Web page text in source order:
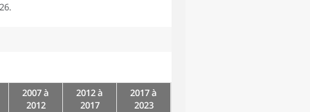
2007 à
2012
2012 à
2017
2017 à
2023